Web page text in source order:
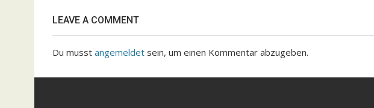
LEAVE A COMMENT
Du musst angemeldet sein, um einen Kommentar abzugeben.